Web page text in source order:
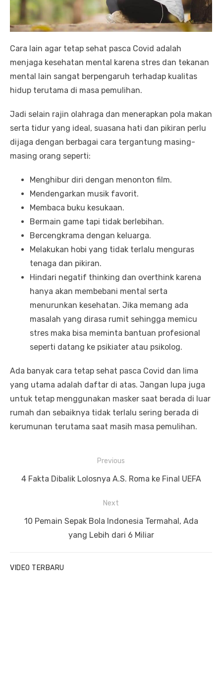
Cara lain agar tetap sehat pasca Covid adalah
menjaga kesehatan mental karena stres dan tekanan
mental lain sangat berpengaruh terhadap kualitas
hidup terutama di masa pemulihan.
Jadi selain rajin olahraga dan menerapkan pola makan
serta tidur yang ideal, suasana hati dan pikiran perlu
dijaga dengan berbagai cara tergantung masing-
masing orang seperti:
Menghibur diri dengan menonton film.
Mendengarkan musik favorit.
Membaca buku kesukaan.
Bermain game tapi tidak berlebihan.
Bercengkrama dengan keluarga.
Melakukan hobi yang tidak terlalu menguras
tenaga dan pikiran.
Hindari negatif thinking dan overthink karena
hanya akan membebani mental serta
menurunkan kesehatan. Jika memang ada
masalah yang dirasa rumit sehingga memicu
stres maka bisa meminta bantuan profesional
seperti datang ke psikiater atau psikolog.
Ada banyak cara tetap sehat pasca Covid dan lima
yang utama adalah daftar di atas. Jangan lupa juga
untuk tetap menggunakan masker saat berada di luar
rumah dan sebaiknya tidak terlalu sering berada di
kerumunan terutama saat masih masa pemulihan.
i
Previous
P
v
4 Fakta Dibalik Lolosnya A.S. Roma ke Final UEFA
Next
t
10 Pemain Sepak Bola Indonesia Termahal, Ada
yang Lebih dari 6 Miliar
VIDEO TERBARU